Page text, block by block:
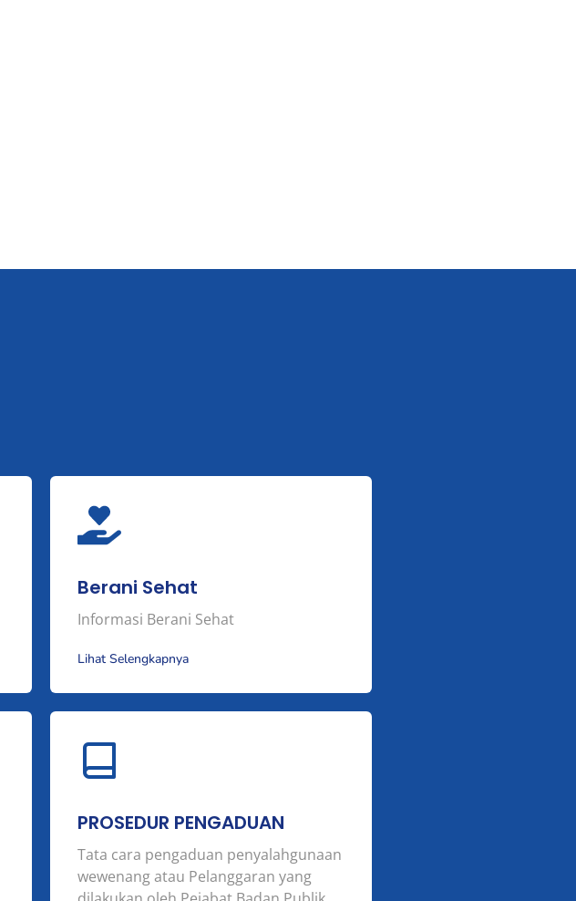
Berani Sehat
Informasi Berani Sehat
Lihat Selengkapnya
PROSEDUR PENGADUAN
Tata cara pengaduan penyalahgunaan
wewenang atau Pelanggaran yang